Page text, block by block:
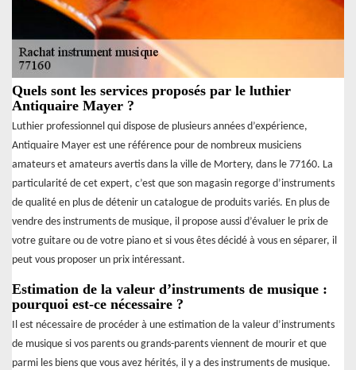
Quels sont les services proposés par le luthier
Antiquaire Mayer ?
Luthier professionnel qui dispose de plusieurs années d’expérience,
Antiquaire Mayer est une référence pour de nombreux musiciens
amateurs et amateurs avertis dans la ville de Mortery, dans le 77160. La
particularité de cet expert, c’est que son magasin regorge d’instruments
de qualité en plus de détenir un catalogue de produits variés. En plus de
vendre des instruments de musique, il propose aussi d’évaluer le prix de
votre guitare ou de votre piano et si vous êtes décidé à vous en séparer, il
peut vous proposer un prix intéressant.
Estimation de la valeur d’instruments de musique :
pourquoi est-ce nécessaire ?
Il est nécessaire de procéder à une estimation de la valeur d’instruments
de musique si vos parents ou grands-parents viennent de mourir et que
parmi les biens que vous avez hérités, il y a des instruments de musique.